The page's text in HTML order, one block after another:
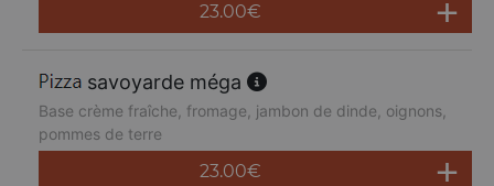
23.00€
savoyarde méga
Base crème fraîche, fromage, jambon de dinde, oignons,
pommes de terre
23.00€